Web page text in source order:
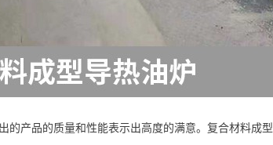
的产品的质量和性能表示出高度的满意。复合材料成型